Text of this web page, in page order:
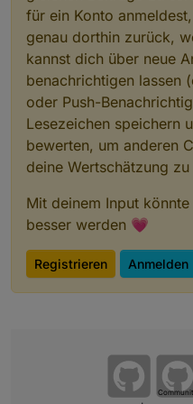
für ein Konto
genau dorthin zurück,
kannst dich über neue
benachrichtigen lassen
oder Push-
Lesezeichen speichern
bewerten, um anderen
deine Wertschätzung zu
Mit deinem Input
besser werden 💗
Registrieren Anmelden